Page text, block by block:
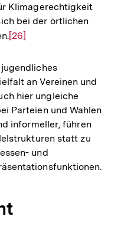
Klimagerechtigkeit
bei der örtlichen
Zur
der
Fußnote
[26]
an Vereinen und
hier ungleiche
Parteien und Wahlen
informeller, führen
statt zu
und